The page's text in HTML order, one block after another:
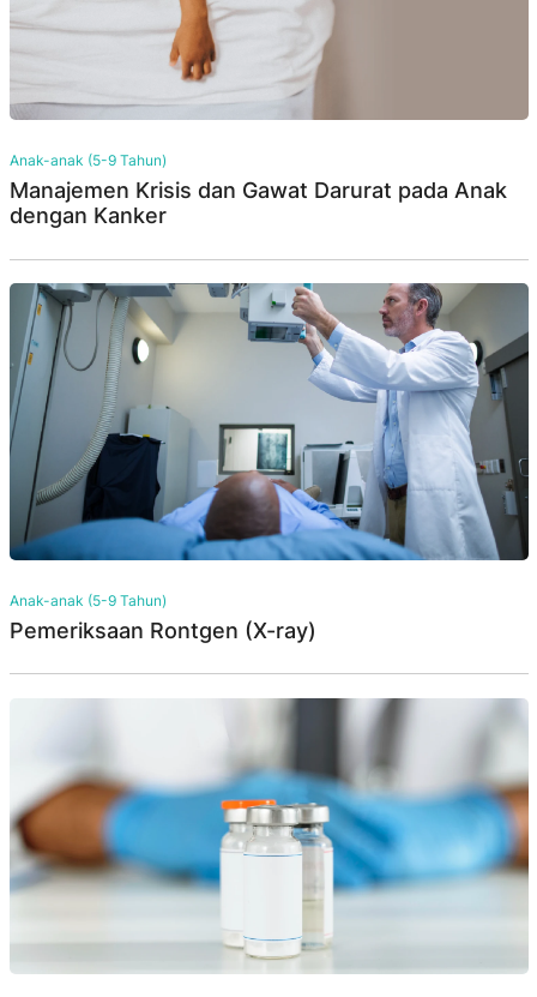
Anak-anak (5-9 Tahun)
Manajemen Krisis dan Gawat Darurat pada Anak
dengan Kanker
Anak-anak (5-9 Tahun)
Pemeriksaan Rontgen (X-ray)